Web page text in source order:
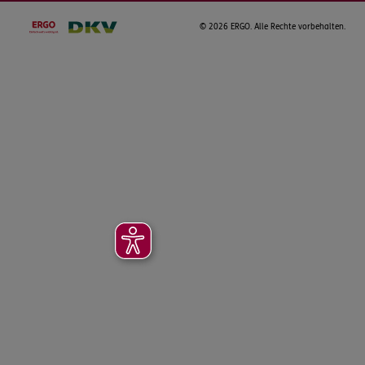
© 2026 ERGO. Alle Rechte vorbehalten.